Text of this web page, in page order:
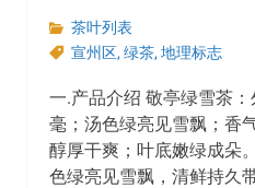
茶叶列表
宣州区, 绿茶, 地理标志
一.产品介绍 敬亭绿雪茶
毫；汤色绿亮见雪飘；香
醇厚干爽；叶底嫩绿成朵
色绿亮见雪飘，清鲜持久